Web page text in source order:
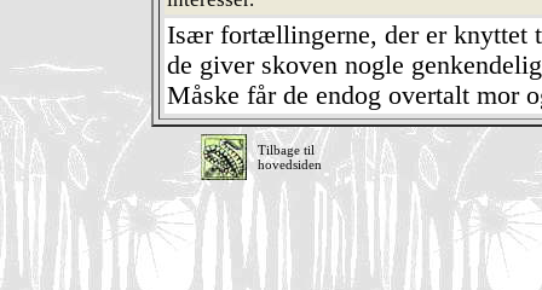
Især fortællingerne, der er knyttet
de giver skoven nogle
Måske får de endog overtalt mor
Tilbage til
hovedsiden